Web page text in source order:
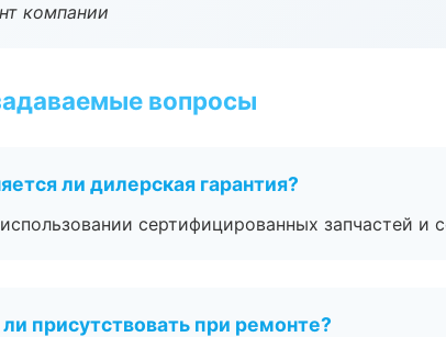
компании
вопросы
ли дилерская гарантия?
сертифицированных запчастей и
присутствовать при ремонте?